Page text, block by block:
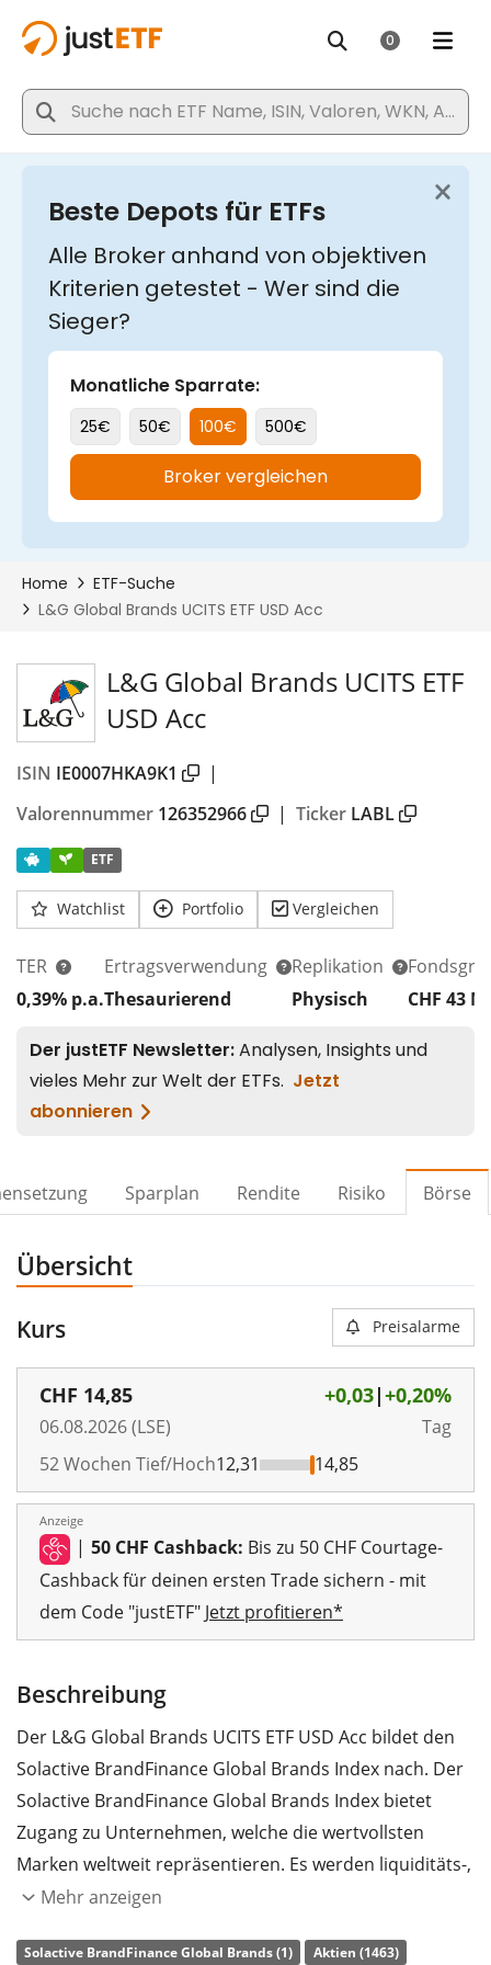
L&G Global Brands UCITS ETF
USD Acc
ISIN IE0007HKA9K1
|
Valorennummer 126352966 | Ticker LABL
ETF
Watchlist Portfolio Vergleichen
TER
0,39% p.a.
Ertragsverwendung
Thesaurierend
Replikation
Physisch
CHF 43
Sparplan Rendite Risiko Börse
Übersicht
Kurs Preisalarme
CHF 14,85
06.08.2026 (LSE)
+0,03|+0,20%
Tag
52 Wochen Tief/Hoch12,31 14,85
Anzeige
| 50 CHF Cashback: Bis zu 50 CHF Courtage-
Cashback für deinen ersten Trade sichern - mit
dem Code "justETF" Jetzt profitieren*
Beschreibung
Der L&G Global Brands UCITS ETF USD Acc bildet den
Solactive BrandFinance Global Brands Index nach. Der
Solactive BrandFinance Global Brands Index bietet
Zugang zu Unternehmen, welche die wertvollsten
Marken weltweit repräsentieren. Es werden liquiditäts-,
ESG- und qualitätsbasierte Filter angewendet.
DieTER(Gesamtkostenquote) des ETF liegt bei0,39%
Mehr anzeigen
Solactive BrandFinance Global Brands (1)
Aktien (1463)